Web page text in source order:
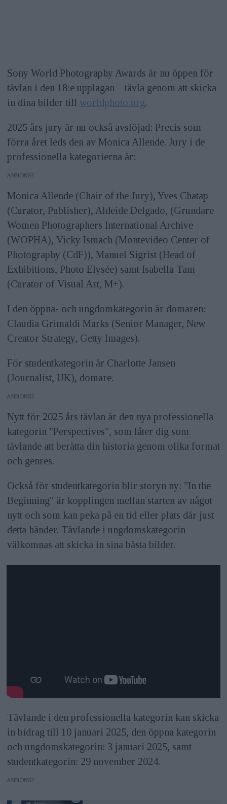
Sony World Photography Awards är nu öppen för
tävlan i den 18:e upplagan – tävla genom att skicka
in dina bilder till worldphoto.org.
2025 års jury är nu också avslöjad: Precis som
förra året leds den av Monica Allende. Jury i de
professionella kategorierna är:
ANNONS
Monica Allende (Chair of the Jury), Yves Chatap
(Curator, Publisher), Aldeide Delgado, (Grundare
Women Photographers International Archive
(WOPHA), Vicky Ismach (Montevideo Center of
Photography (CdF)), Manuel Sigrist (Head of
Exhibitions, Photo Elysée) samt Isabella Tam
(Curator of Visual Art, M+).
I den öppna- och ungdomkategorin är domaren:
Claudia Grimaldi Marks (Senior Manager, New
Creator Strategy, Getty Images).
För studentkategorin är Charlotte Jansen
(Journalist, UK), domare.
ANNONS
Nytt för 2025 års tävlan är den nya professionella
kategorin "Perspectives", som låter dig som
tävlande att berätta din historia genom olika format
och genres.
Också för studentkategorin blir storyn ny: "In the
Beginning" är kopplingen mellan starten av något
nytt och som kan peka på en tid eller plats där just
detta händer. Tävlande i ungdomskategorin
välkomnas att skicka in sina bästa bilder.
Tävlande i den professionella kategorin kan skicka
in bidrag till 10 januari 2025, den öppna kategorin
och ungdomskategorin: 3 januari 2025, samt
studentkategorin: 29 november 2024.
ANNONS